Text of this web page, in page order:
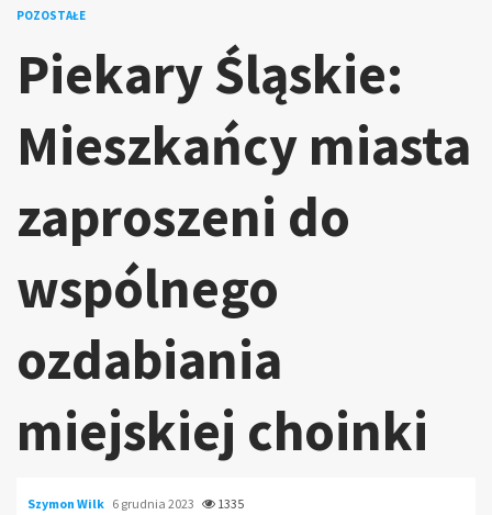
POZOSTAŁE
Piekary Śląskie:
Mieszkańcy miasta
zaproszeni do
wspólnego
ozdabiania
miejskiej choinki
Szymon Wilk 6 grudnia 2023 1335